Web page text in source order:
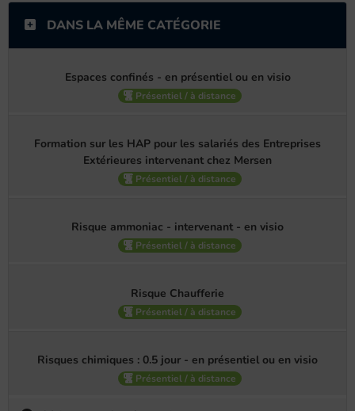
DANS LA MÊME CATÉGORIE
Espaces confinés - en présentiel ou en visio
Présentiel / à distance
Formation sur les HAP pour les salariés des Entreprises
Extérieures intervenant chez Mersen
Présentiel / à distance
Risque ammoniac - intervenant - en visio
Présentiel / à distance
Risque Chaufferie
Présentiel / à distance
Risques chimiques : 0.5 jour - en présentiel ou en visio
Présentiel / à distance